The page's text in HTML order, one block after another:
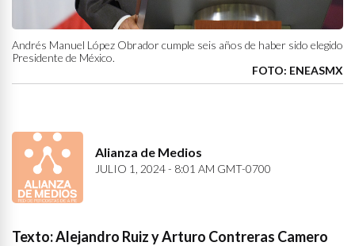
Andrés Manuel López Obrador cumple seis años de haber sido elegido
Presidente de México.
FOTO: ENEASMX
Alianza de Medios
JULIO 1, 2024 - 8:01 AM GMT-0700
Texto: Alejandro Ruiz y Arturo Contreras Camero